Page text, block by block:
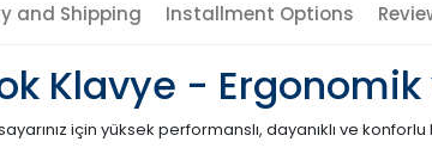
and Shipping Installment Options
Klavye - Ergonomik
için yüksek performanslı, dayanıklı ve